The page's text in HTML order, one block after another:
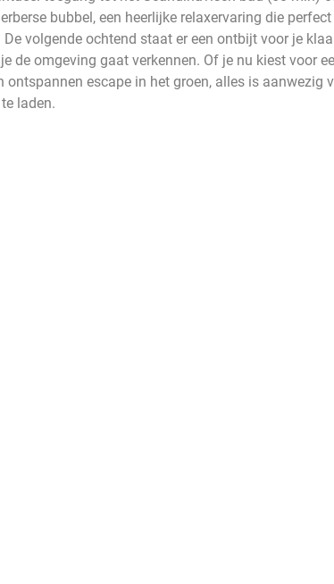
bubbel, een heerlijke relaxervaring die
volgende ochtend staat er een ontbijt voor je
de omgeving gaat verkennen. Of je nu kiest voor
ontspannen escape in het groen, alles is aanwezig
laden.